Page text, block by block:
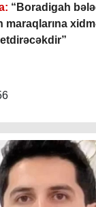
“Boradigah